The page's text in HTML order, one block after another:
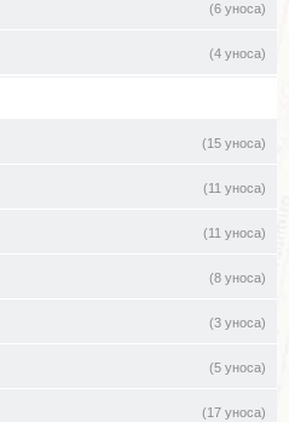
(6 уноса)
(4 уноса)
(15 уноса)
(11 уноса)
(11 уноса)
(8 уноса)
(3 уноса)
(5 уноса)
(17 уноса)